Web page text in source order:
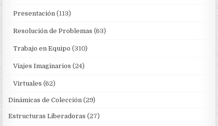
Presentación (113)
Resolución de Problemas (63)
Trabajo en Equipo (310)
Viajes Imaginarios (24)
Virtuales (62)
Dinámicas de Colección (29)
Estructuras Liberadoras (27)